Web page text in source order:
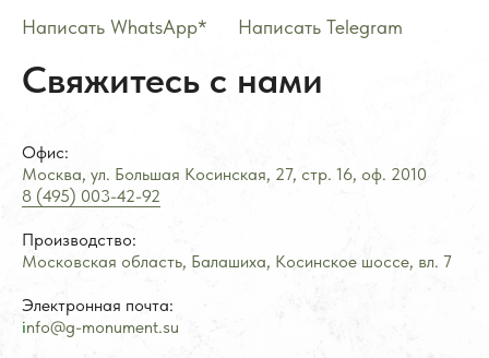
Написать WhatsApp* Написать Telegram
Свяжитесь с нами
Офис:
Москва, ул. Большая Косинская, 27, стр. 16, оф. 2010
8 (495) 003-42-92
Производство:
Московская область, Балашиха, Косинское шоссе, вл. 7
Электронная почта:
info@g-monument.su
Пн-пт: с 09:00 - 21:00
Сб-вс:по предварительной
записи
8 (495) 003-42-92